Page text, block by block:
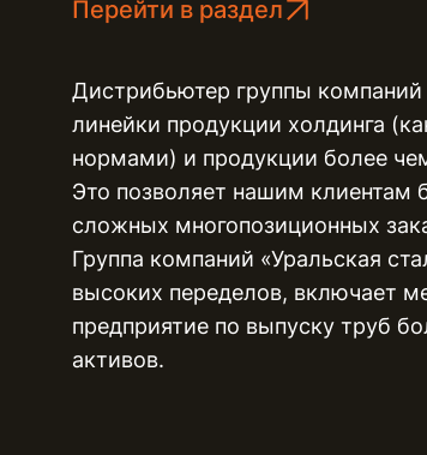
Перейти в раздел
Дистрибьютер группы
линейки продукции холдинга
нормами) и продукции более
Это позволяет нашим клиентам
сложных многопозиционных
Группа компаний «Уральская
высоких переделов, включает
предприятие по выпуску труб
активов.